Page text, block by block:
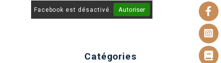
Facebook est désactivé. Autoriser
Catégories